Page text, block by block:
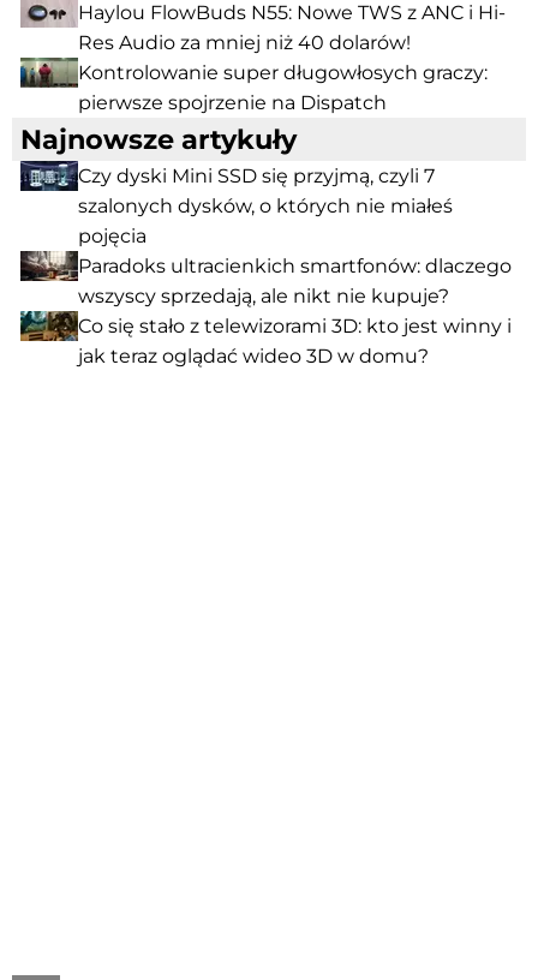
Haylou FlowBuds N55: Nowe TWS z ANC i Hi-
Res Audio za mniej niż 40 dolarów!
Kontrolowanie super długowłosych graczy:
pierwsze spojrzenie na Dispatch
Najnowsze artykuły
Czy dyski Mini SSD się przyjmą, czyli 7
szalonych dysków, o których nie miałeś
pojęcia
Paradoks ultracienkich smartfonów: dlaczego
wszyscy sprzedają, ale nikt nie kupuje?
Co się stało z telewizorami 3D: kto jest winny i
jak teraz oglądać wideo 3D w domu?